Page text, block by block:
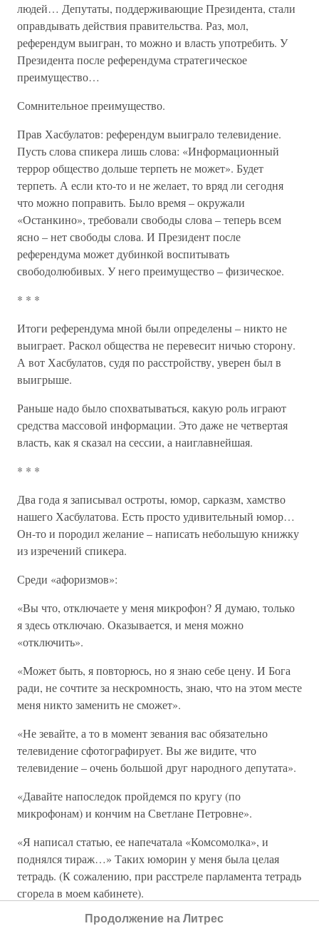
людей… Депутаты, поддерживающие Президента, стали
оправдывать действия правительства. Раз, мол,
референдум выигран, то можно и власть употребить. У
Президента после референдума стратегическое
преимущество…
Сомнительное преимущество.
Прав Хасбулатов: референдум выиграло телевидение.
Пусть слова спикера лишь слова: «Информационный
террор общество дольше терпеть не может». Будет
терпеть. А если кто-то и не желает, то вряд ли сегодня
что можно поправить. Было время – окружали
«Останкино», требовали свободы слова – теперь всем
ясно – нет свободы слова. И Президент после
референдума может дубинкой воспитывать
свободолюбивых. У него преимущество – физическое.
* * *
Итоги референдума мной были определены – никто не
выиграет. Раскол общества не перевесит ничью сторону.
А вот Хасбулатов, судя по расстройству, уверен был в
выигрыше.
Раньше надо было спохватываться, какую роль играют
средства массовой информации. Это даже не четвертая
власть, как я сказал на сессии, а наиглавнейшая.
* * *
Два года я записывал остроты, юмор, сарказм, хамство
нашего Хасбулатова. Есть просто удивительный юмор…
Он-то и породил желание – написать небольшую книжку
из изречений спикера.
Среди «афоризмов»:
«Вы что, отключаете у меня микрофон? Я думаю, только
я здесь отключаю. Оказывается, и меня можно
«отключить».
«Может быть, я повторюсь, но я знаю себе цену. И Бога
ради, не сочтите за нескромность, знаю, что на этом месте
меня никто заменить не сможет».
«Не зевайте, а то в момент зевания вас обязательно
телевидение сфотографирует. Вы же видите, что
телевидение – очень большой друг народного депутата».
«Давайте напоследок пройдемся по кругу (по
микрофонам) и кончим на Светлане Петровне».
«Я написал статью, ее напечатала «Комсомолка», и
поднялся тираж…» Таких юморин у меня была целая
тетрадь. (К сожалению, при расстреле парламента тетрадь
сгорела в моем кабинете).
Продолжение на Литрес